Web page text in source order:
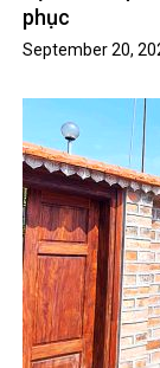
phục
September 20,